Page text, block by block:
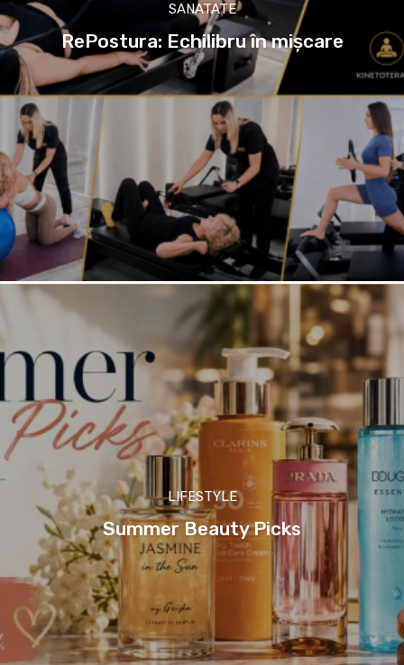
SANATATE
RePostura: Echilibru în mișcare
LIFESTYLE
Summer Beauty Picks